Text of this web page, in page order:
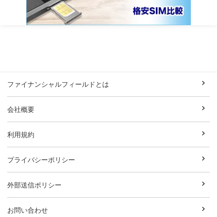
ファイナンシャルフィールドとは
会社概要
利用規約
プライバシーポリシー
外部送信ポリシー
お問い合わせ